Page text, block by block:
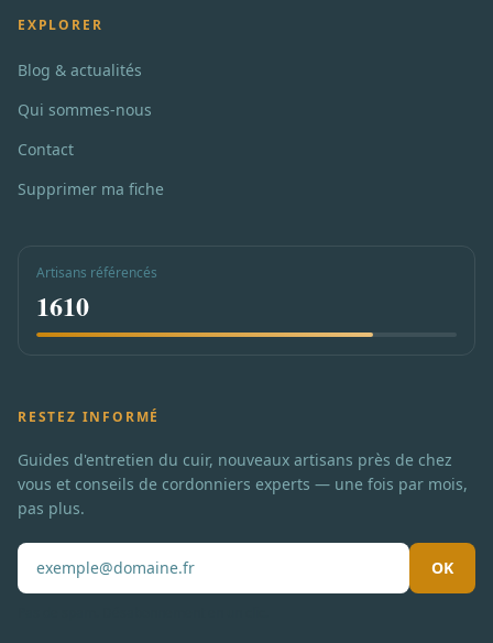
EXPLORER
Blog & actualités
Qui sommes-nous
Contact
Supprimer ma fiche
Artisans référencés
1610
RESTEZ INFORMÉ
Guides d'entretien du cuir, nouveaux artisans près de chez
vous et conseils de cordonniers experts — une fois par mois,
pas plus.
OK